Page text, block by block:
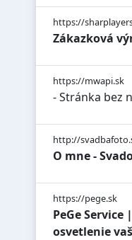
https://
Zákazková
https://mwapi.sk
- Stránka bez
http://
O mne -
https://pege.sk
PeGe
osvetlenie